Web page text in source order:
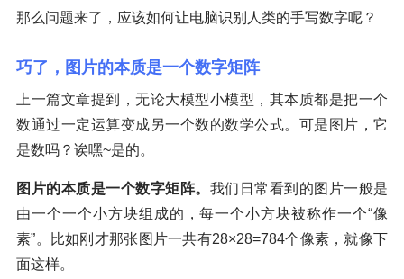
那么问题来了，应该如何让电脑识别人类的手写数字呢？
巧了，图片的本质是一个数字矩阵
上一篇文章提到，无论大模型小模型，其本质都是把一个
数通过一定运算变成另一个数的数学公式。可是图片，它
是数吗？诶嘿~是的。
图片的本质是一个数字矩阵。 我们日常看到的图片一般是
由一个一个小方块组成的，每一个小方块被称作一个“像
素”。比如刚才那张图片一共有28×28=784个像素，就像下
面这样。